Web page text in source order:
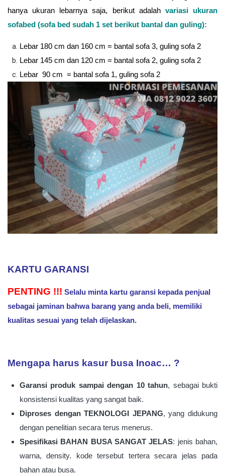
hanya ukuran lebarnya saja, berikut adalah variasi ukuran
sofabed (sofa bed sudah 1 set berikut bantal dan guling):
Lebar 180 cm dan 160 cm = bantal sofa 3, guling sofa 2
Lebar 145 cm dan 120 cm = bantal sofa 2, guling sofa 2
Lebar 90 cm = bantal sofa 1, guling sofa 2
KARTU GARANSI
PENTING !!! Selalu minta kartu garansi kepada penjual
sebagai jaminan bahwa barang yang anda beli, memiliki
kualitas sesuai yang telah dijelaskan.
Mengapa harus kasur busa Inoac… ?
Garansi produk sampai dengan 10 tahun, sebagai bukti
konsistensi kualitas yang sangat baik.
Diproses dengan TEKNOLOGI JEPANG, yang didukung
dengan penelitian secara terus menerus.
Spesifikasi BAHAN BUSA SANGAT JELAS: jenis bahan,
warna, density. kode tersebut tertera secara jelas pada
bahan atau busa.